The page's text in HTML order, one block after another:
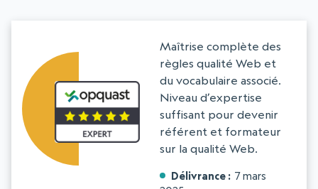
Maîtrise complète des
règles qualité Web et
du vocabulaire associé.
Niveau d’expertise
suffisant pour devenir
référent et formateur
sur la qualité Web.
Délivrance
7 mars